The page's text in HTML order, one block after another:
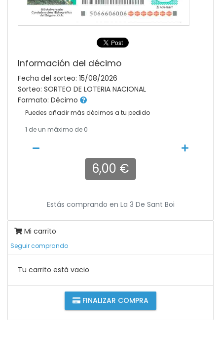
Información del décimo
Fecha del sorteo: 15/08/2026
Sorteo: SORTEO DE LOTERIA NACIONAL
Formato: Décimo
Puedes añadir más décimos a tu pedido
1 de un máximo de 0
6,00 €
Estás comprando en La 3 De Sant Boi
Mi carrito
Seguir comprando
Tu carrito está vacio
FINALIZAR COMPRA